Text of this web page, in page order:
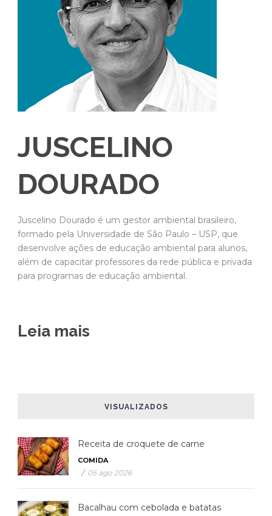
JUSCELINO
DOURADO
Juscelino Dourado é um gestor ambiental brasileiro,
formado pela Universidade de São Paulo – USP, que
desenvolve ações de educação ambiental para alunos,
além de capacitar professores da rede pública e privada
para programas de educação ambiental.
Leia mais
VISUALIZADOS
Receita de croquete de carne
COMIDA
/ 05 ago 2026
Bacalhau com cebolada e batatas